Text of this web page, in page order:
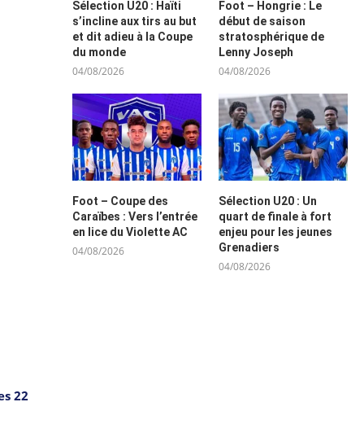
22
Sélection U20 : Haïti
s’incline aux tirs au but
et dit adieu à la Coupe
du monde
04/08/2026
Foot – Hongrie : Le
début de saison
stratosphérique de
Lenny Joseph
04/08/2026
Foot – Coupe des
Caraïbes : Vers l’entrée
en lice du Violette AC
04/08/2026
Sélection U20 : Un
quart de finale à fort
enjeu pour les jeunes
Grenadiers
04/08/2026